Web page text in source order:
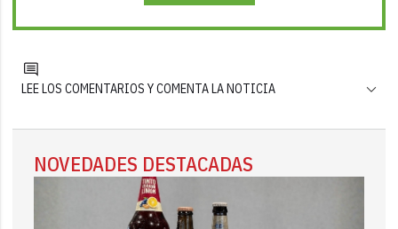
LEE LOS COMENTARIOS Y COMENTA LA NOTICIA
NOVEDADES DESTACADAS